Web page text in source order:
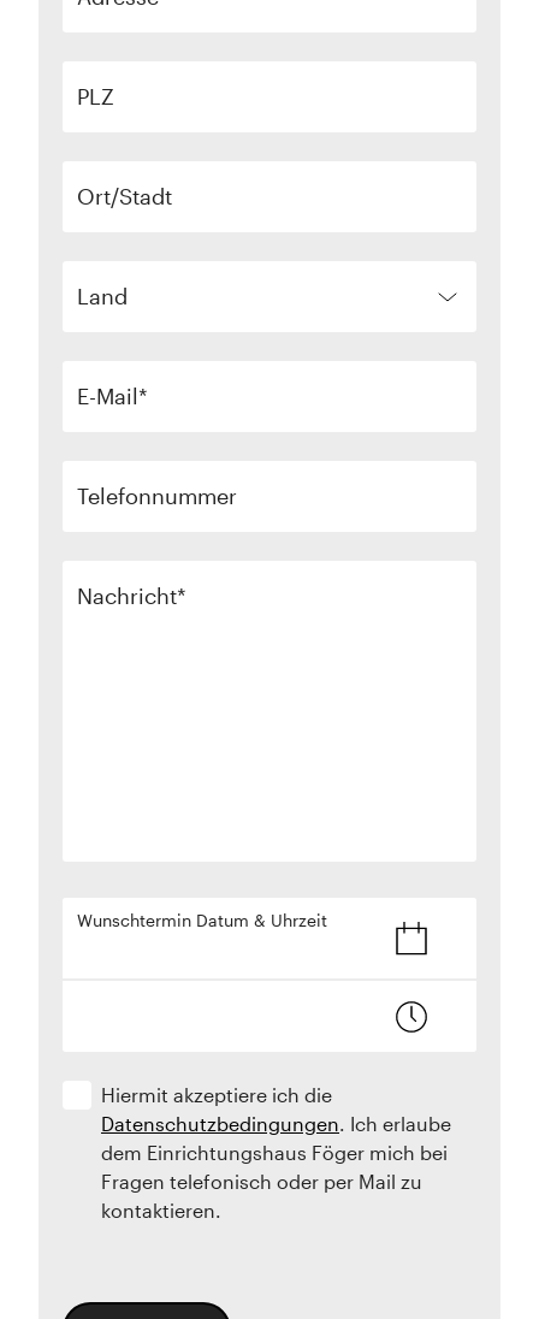
PLZ
Ort/Stadt
Land
E-Mail
Telefonnummer
Nachricht
Wunschtermin Datum & Uhrzeit
Hiermit akzeptiere ich die
Datenschutzbedingungen. Ich erlaube
dem Einrichtungshaus Föger mich bei
Fragen telefonisch oder per Mail zu
kontaktieren.